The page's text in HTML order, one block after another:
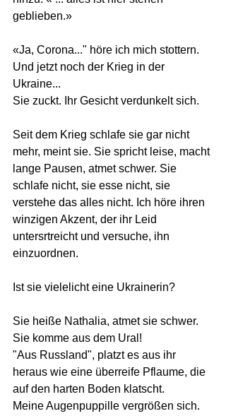
geblieben.»
«Ja, Corona..." höre ich mich stottern.
Und jetzt noch der Krieg in der
Ukraine...
Sie zuckt. Ihr Gesicht verdunkelt sich.
Seit dem Krieg schlafe sie gar nicht
mehr, meint sie. Sie spricht leise, macht
lange Pausen, atmet schwer. Sie
schlafe nicht, sie esse nicht, sie
verstehe das alles nicht. Ich höre ihren
winzigen Akzent, der ihr Leid
untersrtreicht und versuche, ihn
einzuordnen.
Ist sie vielelicht eine Ukrainerin?
Sie heiße Nathalia, atmet sie schwer.
Sie komme aus dem Ural!
"Aus Russland", platzt es aus ihr
heraus wie eine überreife Pflaume, die
auf den harten Boden klatscht.
Meine Augenpuppille vergrößen sich.